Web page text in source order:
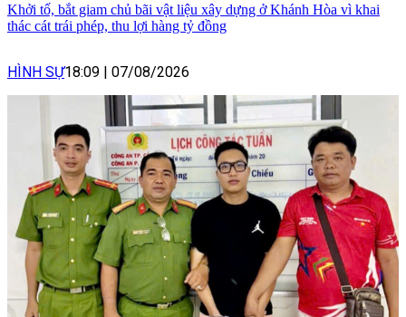
Khởi tố, bắt giam chủ bãi vật liệu xây dựng ở Khánh Hòa vì khai
thác cát trái phép, thu lợi hàng tỷ đồng
HÌNH SỰ18:09 | 07/08/2026